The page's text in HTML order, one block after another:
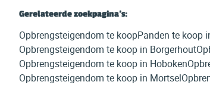
Gerelateerde zoekpagina's:
Opbrengsteigendom te koopPanden te koop
Opbrengsteigendom te koop in Borgerhout
Opbrengsteigendom te koop in Hoboken
Opbrengsteigendom te koop in Mortsel